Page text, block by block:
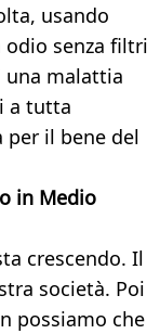
usando
odio senza filtri
una malattia
a tutta
per il bene del
in Medio
crescendo. Il
società. Poi
possiamo che